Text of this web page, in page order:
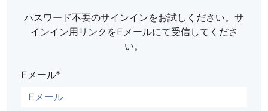
パスワード不要のサインインをお試しください。サ
インイン用リンクをEメールにて受信してくださ
い。
Eメール*